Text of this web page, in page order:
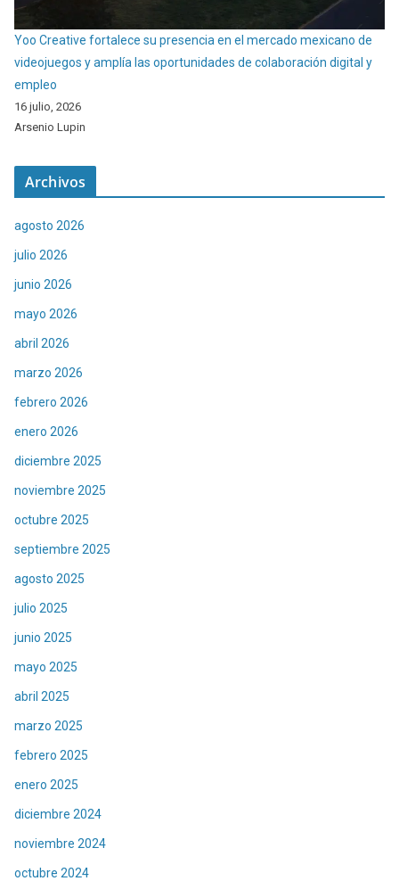
Yoo Creative fortalece su presencia en el mercado mexicano de
videojuegos y amplía las oportunidades de colaboración digital y
empleo
16 julio, 2026
Arsenio Lupin
Archivos
agosto 2026
julio 2026
junio 2026
mayo 2026
abril 2026
marzo 2026
febrero 2026
enero 2026
diciembre 2025
noviembre 2025
octubre 2025
septiembre 2025
agosto 2025
julio 2025
junio 2025
mayo 2025
abril 2025
marzo 2025
febrero 2025
enero 2025
diciembre 2024
noviembre 2024
octubre 2024